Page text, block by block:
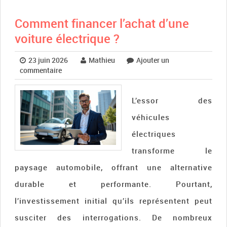
Comment financer l’achat d’une
voiture électrique ?
23 juin 2026 Mathieu
Ajouter un
commentaire
L’essor des
véhicules
électriques
transforme le
paysage automobile, offrant une alternative
durable et performante. Pourtant,
l’investissement initial qu’ils représentent peut
susciter des interrogations. De nombreux